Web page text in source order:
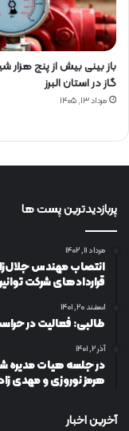
باز بینی بیش از پنج هزار
گاز در استان البرز
مرداد ۱۳, ۱۴۰۵
پربازدیدترین پست ها
مرداد ۱۱, ۱۴۰۲
انتصاب مهندس
قراردادهای شركت توانیر
اسفند ۲۰, ۱۴۰۱
طالبی: فعالیت در
آذر ۲, ۱۴۰۱
در جلسه هیات مدیره
هرمز نوروزی و مهدی
آخرین اخبار